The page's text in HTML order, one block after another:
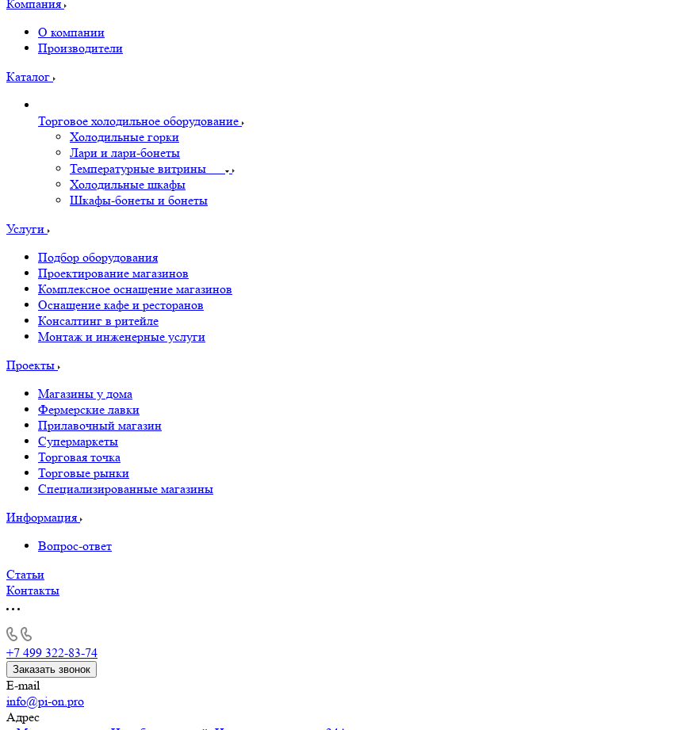
Компания
О компании
Производители
Каталог
Торговое холодильное оборудование
Холодильные горки
Лари и лари-бонеты
Температурные витрины
Холодильные шкафы
Шкафы-бонеты и бонеты
Услуги
Подбор оборудования
Проектирование магазинов
Комплексное оснащение магазинов
Оснащение кафе и ресторанов
Консалтинг в ритейле
Монтаж и инженерные услуги
Проекты
Магазины у дома
Фермерские лавки
Прилавочный магазин
Супермаркеты
Торговая точка
Торговые рынки
Специализированные магазины
Информация
Вопрос-ответ
Статьи
Контакты
+7 499 322-83-74
Заказать звонок
E-mail
info@pi-on.pro
Адрес